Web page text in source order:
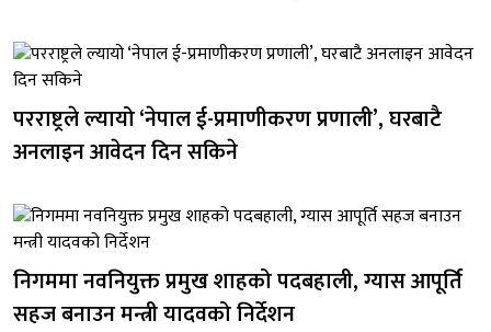
परराष्ट्रले ल्यायो ‘नेपाल ई-प्रमाणीकरण प्रणाली’, घरबाटै
अनलाइन आवेदन दिन सकिने
निगममा नवनियुक्त प्रमुख शाहको पदबहाली, ग्यास आपूर्ति
सहज बनाउन मन्त्री यादवको निर्देशन